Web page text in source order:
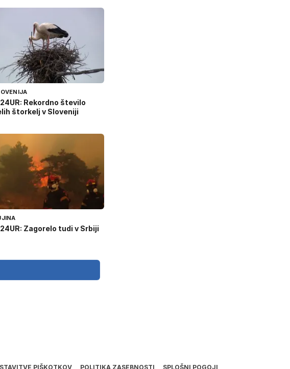
Rekordno število
štorkelj v Sloveniji
Zagorelo tudi v Srbiji
PIŠKOTKOV POLITIKA ZASEBNOSTI SPLOŠNI POGOJI